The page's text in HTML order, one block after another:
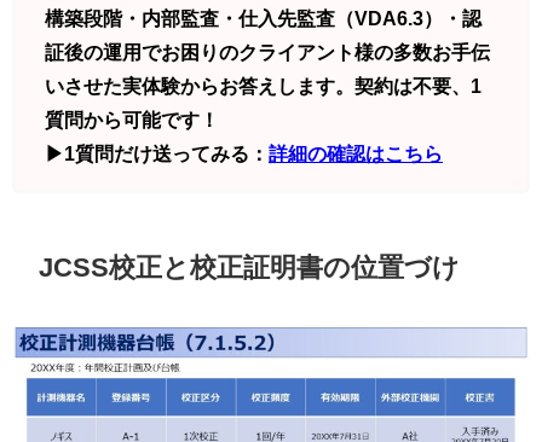
構築段階・内部監査・仕入先監査（VDA6.3）・認
証後の運用でお困りのクライアント様の多数お手伝
いさせた実体験からお答えします。契約は不要、1
質問から可能です！
▶1質問だけ送ってみる： 詳細の確認はこちら
JCSS校正と校正証明書の位置づけ